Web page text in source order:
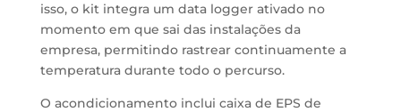
isso, o kit integra um data logger ativado no
momento em que sai das instalações da
empresa, permitindo rastrear continuamente a
temperatura durante todo o percurso.
O acondicionamento inclui caixa de EPS de